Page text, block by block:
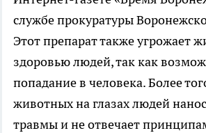
службе прокуратуры
Этот препарат также угрожает
здоровью людей, так как
попадание в человека. Более
животных на глазах людей
травмы и не отвечает